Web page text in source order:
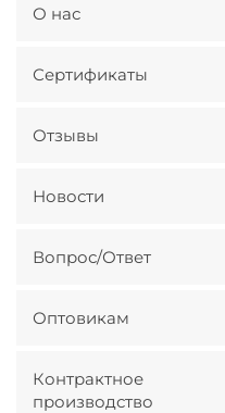
О нас
Сертификаты
Отзывы
Новости
Вопрос/Ответ
Оптовикам
Контрактное
производство